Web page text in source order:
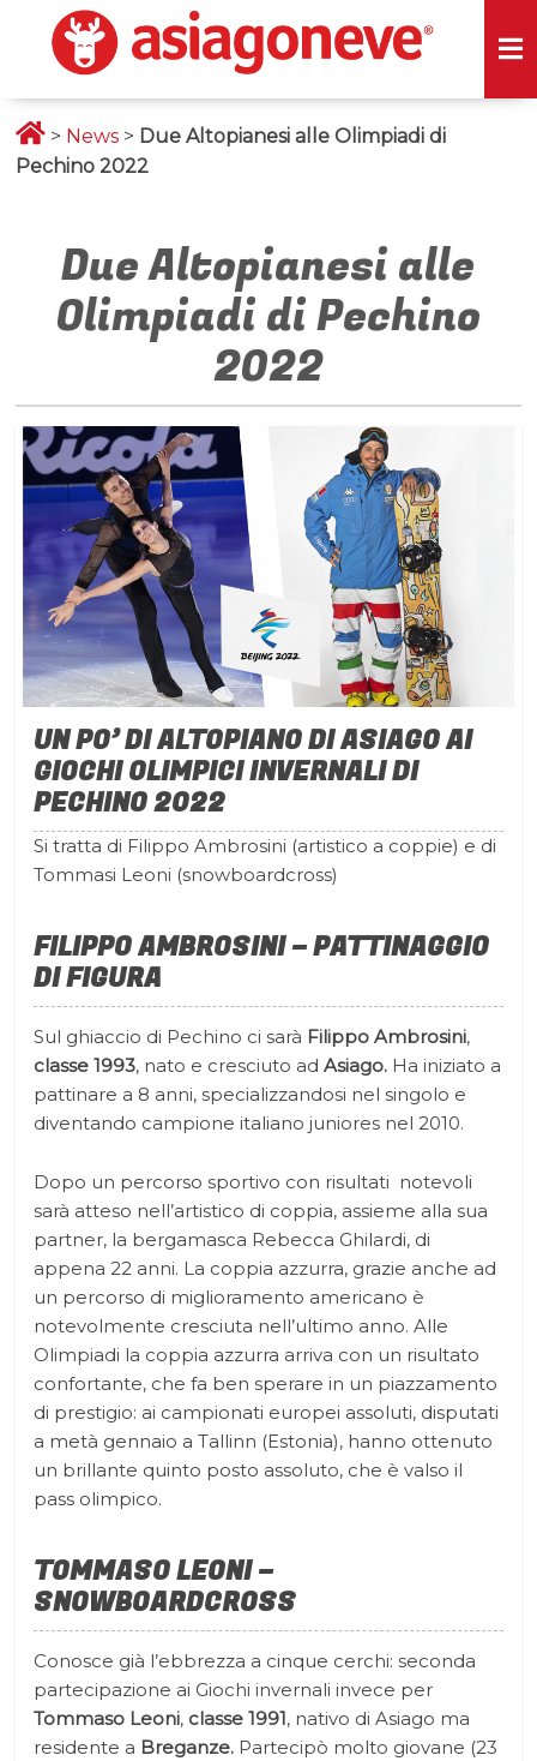
> News > Due Altopianesi alle Olimpiadi di
Pechino 2022
Due Altopianesi alle
Olimpiadi di Pechino
2022
UN PO’ DI ALTOPIANO DI ASIAGO AI
GIOCHI OLIMPICI INVERNALI DI
PECHINO 2022
Si tratta di Filippo Ambrosini (artistico a coppie) e di
Tommasi Leoni (snowboardcross)
FILIPPO AMBROSINI – PATTINAGGIO
DI FIGURA
Sul ghiaccio di Pechino ci sarà Filippo Ambrosini,
classe 1993, nato e cresciuto adAsiago. Ha iniziato a
pattinare a 8 anni, specializzandosi nel singolo e
diventando campione italiano juniores nel 2010.
Dopo un percorso sportivo con risultati notevoli
sarà atteso nell’artistico di coppia, assieme alla sua
partner, la bergamasca Rebecca Ghilardi, di
appena 22 anni. La coppia azzurra, grazie anche ad
un percorso di miglioramento americano è
notevolmente cresciuta nell’ultimo anno. Alle
Olimpiadi la coppia azzurra arriva con un risultato
confortante, che fa ben sperare in un piazzamento
di prestigio: ai campionati europei assoluti, disputati
a metà gennaio a Tallinn (Estonia), hanno ottenuto
un brillante quinto posto assoluto, che è valso il
pass olimpico.
TOMMASO LEONI –
SNOWBOARDCROSS
Conosce già l’ebbrezza a cinque cerchi: seconda
partecipazione ai Giochi invernali invece per
Tommaso Leoni, classe 1991, nativo di Asiago ma
residente a Breganze. Partecipò molto giovane (23